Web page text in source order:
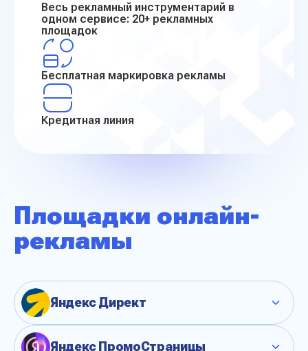
Весь рекламный инструментарий в
одном сервисе: 20+ рекламных
площадок
Бесплатная маркировка рекламы
Кредитная линия
Площадки онлайн-
рекламы
Яндекс Директ
Яндекс ПромоСтраницы